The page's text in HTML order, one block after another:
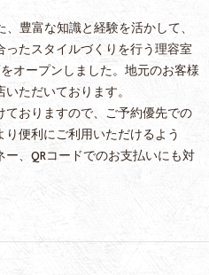
豊富な知識と経験を活かして、
たスタイルづくりを行う理容室
オープンしました。地元のお客様
ただいております。
おりますので、ご予約優先での
便利にご利用いただけるよう
、QRコードでのお支払いにも対